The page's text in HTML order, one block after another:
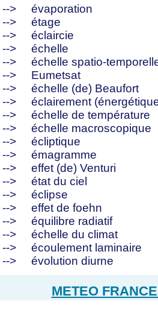
-->
évaporation
-->
étage
-->
éclaircie
-->
échelle
-->
échelle spatio-
-->
Eumetsat
-->
échelle (de) Beaufort
-->
éclairement
-->
échelle de température
-->
échelle macroscopique
-->
écliptique
-->
émagramme
-->
effet (de) Venturi
-->
état du ciel
-->
éclipse
-->
effet de foehn
-->
équilibre radiatif
-->
échelle du climat
-->
écoulement laminaire
-->
évolution diurne
METEO